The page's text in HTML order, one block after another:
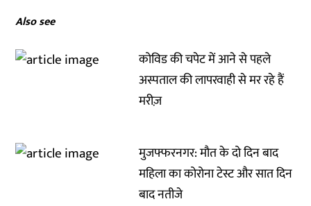
Also see
कोविड की चपेट में आने से पहले
अस्पताल की लापरवाही से मर रहे हैं
मरीज़
मुजफ्फरनगर: मौत के दो दिन बाद
महिला का कोरोना टेस्ट और सात दिन
बाद नतीजे